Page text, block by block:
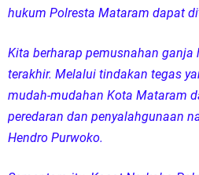
hukum Polresta Mataram dapat
Kita berharap pemusnahan ganja
terakhir. Melalui tindakan tegas
mudah-mudahan Kota Mataram
peredaran dan penyalahgunaan
Hendro Purwoko.